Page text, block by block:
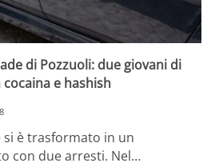
di Pozzuoli: due giovani di
e hashish
è trasformato in un
con due arresti. Nel…